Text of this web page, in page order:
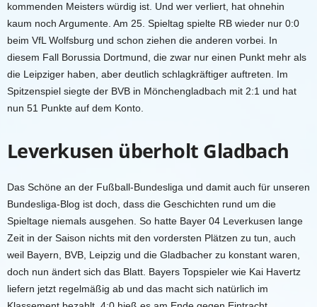
kommenden Meisters würdig ist. Und wer verliert, hat ohnehin
kaum noch Argumente. Am 25. Spieltag spielte RB wieder nur 0:0
beim VfL Wolfsburg und schon ziehen die anderen vorbei. In
diesem Fall Borussia Dortmund, die zwar nur einen Punkt mehr als
die Leipziger haben, aber deutlich schlagkräftiger auftreten. Im
Spitzenspiel siegte der BVB in Mönchengladbach mit 2:1 und hat
nun 51 Punkte auf dem Konto.
Leverkusen überholt Gladbach
Das Schöne an der Fußball-Bundesliga und damit auch für unseren
Bundesliga-Blog ist doch, dass die Geschichten rund um die
Spieltage niemals ausgehen. So hatte Bayer 04 Leverkusen lange
Zeit in der Saison nichts mit den vordersten Plätzen zu tun, auch
weil Bayern, BVB, Leipzig und die Gladbacher zu konstant waren,
doch nun ändert sich das Blatt. Bayers Topspieler wie Kai Havertz
liefern jetzt regelmäßig ab und das macht sich natürlich im